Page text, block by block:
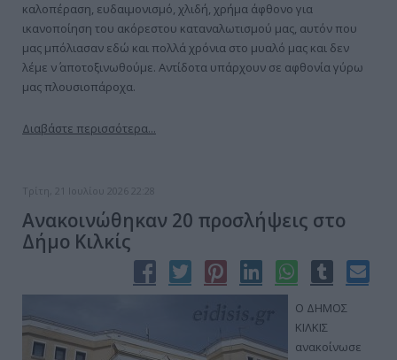
καλοπέραση, ευδαιμονισμό, χλιδή, χρήμα άφθονο για
ικανοποίηση του ακόρεστου καταναλωτισμού μας, αυτόν που
μας μπόλιασαν εδώ και πολλά χρόνια στο μυαλό μας και δεν
λέμε ν΄ αποτοξινωθούμε. Αντίδοτα υπάρχουν σε αφθονία γύρω
μας πλουσιοπάροχα.
Διαβάστε περισσότερα...
Τρίτη, 21 Ιουλίου 2026 22:28
Ανακοινώθηκαν 20 προσλήψεις στο
Δήμο Κιλκίς
Ο ΔΗΜΟΣ
ΚΙΛΚΙΣ
ανακοίνωσε